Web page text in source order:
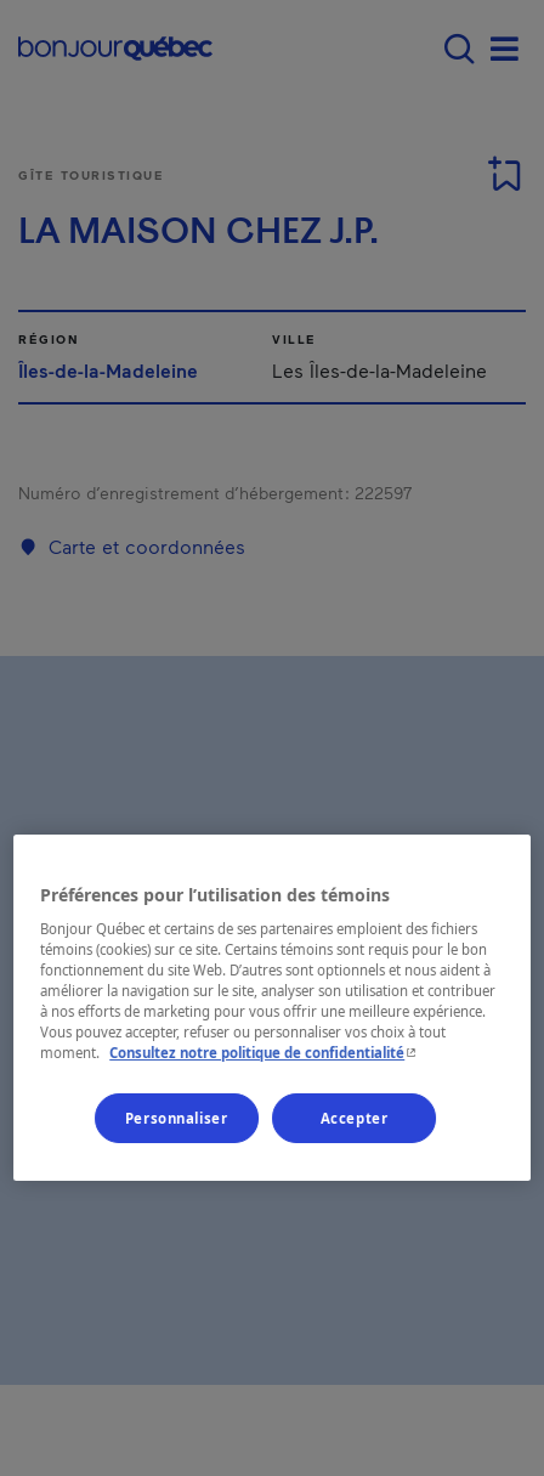
Main navigation -
GÎTE TOURISTIQUE
LA MAISON CHEZ J.P.
RÉGION
Îles-de-la-Madeleine
VILLE
Les Îles-de-la-Madeleine
Numéro d’enregistrement d’hébergement : 222597
Carte et coordonnées
Préférences pour l’utilisation des témoins
Bonjour Québec et certains de ses partenaires emploient des fichiers
témoins (cookies) sur ce site. Certains témoins sont requis pour le bon
fonctionnement du site Web. D’autres sont optionnels et nous aident à
améliorer la navigation sur le site, analyser son utilisation et contribuer
à nos efforts de marketing pour vous offrir une meilleure expérience.
Vous pouvez accepter, refuser ou personnaliser vos choix à tout
moment.
Consultez notre politique de confidentialité- Cet hyperlien
Personnaliser Accepter